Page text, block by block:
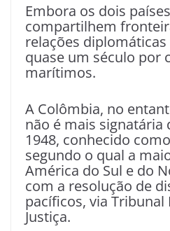
Embora os dois
compartilhem
relações diplomáticas
quase um século por
marítimos.
A Colômbia, no
não é mais
1948, conhecido
segundo o qual a
América do Sul e do
com a resolução de
pacíficos, via
Justiça.